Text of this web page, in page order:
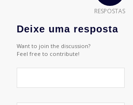
RESPOSTAS
Deixe uma resposta
Want to join the discussion?
Feel free to contribute!